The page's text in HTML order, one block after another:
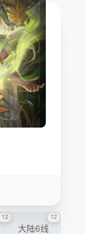
12
大陆6线
12